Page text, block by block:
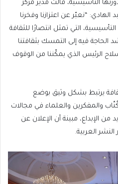
التأسيسية، قالت مدير مركز
الهادي: “نعبّر عن اعتزازنا وفخرنا
التأسيسية، التي تمثل انتصارًا للثقافة
الحاجة فيه إلى التمسك بثقافتنا
الرئيس الذي يمكّننا من الوقوف
يرتبط بشكل وثيق بوضع
والمفكرين والعلماء في مجالات
الإبداع، مبينة أن الإعلان عن
النشر العربية.